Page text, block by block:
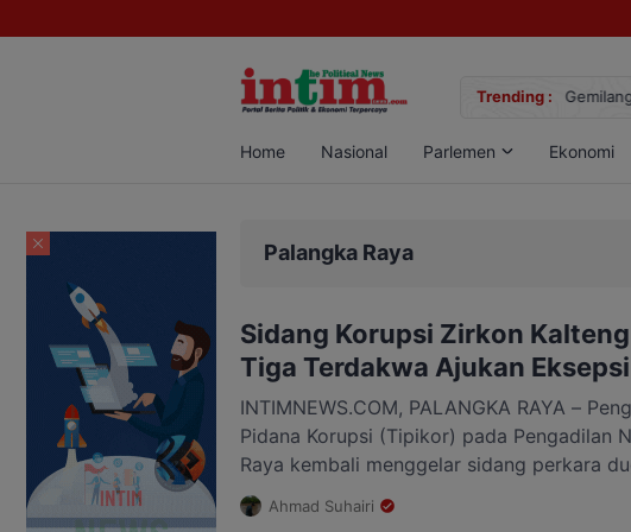
Trending :
Sabu di Pangkalan Bun, Dua Pelaku Diamankan
Home Nasional Parlemen Ekonomi
Palangka Raya
Sidang Korupsi Zirkon
Tiga Terdakwa Ajukan Eksepsi
INTIMNEWS.COM, PALANGKA RAYA –
Pidana Korupsi (Tipikor) pada Pengadilan
Raya kembali menggelar sidang perkara
komoditas zirkon dan turunannya, Kamis, 6
2026. Sidang dipimpin Ketua Majelis Hakim,
Ahmad Suhairi